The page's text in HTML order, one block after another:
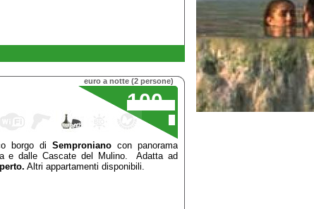
100
euro a notte (2 persone)
borgo di Semproniano con panorama
e dalle Cascate del Mulino. Adatta ad
Altri appartamenti disponibili.